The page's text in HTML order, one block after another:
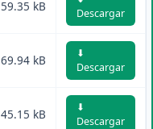
59.35 kB
Descargar
69.94 kB
⬇
Descargar
45.15 kB
⬇
Descargar